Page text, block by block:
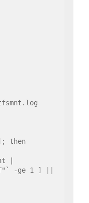
]; then
|
-ge 1 ] ||